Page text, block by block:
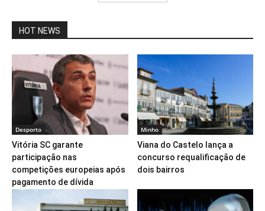
HOT NEWS
Desporto
Vitória SC garante
participação nas
competições europeias após
pagamento de dívida
Minho
Viana do Castelo lança a
concurso requalificação de
dois bairros